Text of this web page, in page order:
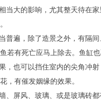
当大的影响，尤其整天待在
普遍，除了造景之外，有隔
若有死亡应马上除去。鱼缸
，也可以挡住室内的尖角冲
，有催发姻缘的效果。
、屏风、玻璃、或是玻璃砖